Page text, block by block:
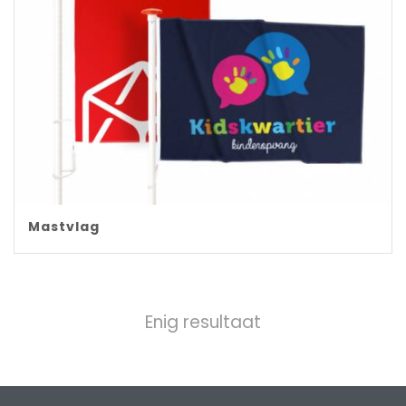
Mastvlag
Enig resultaat